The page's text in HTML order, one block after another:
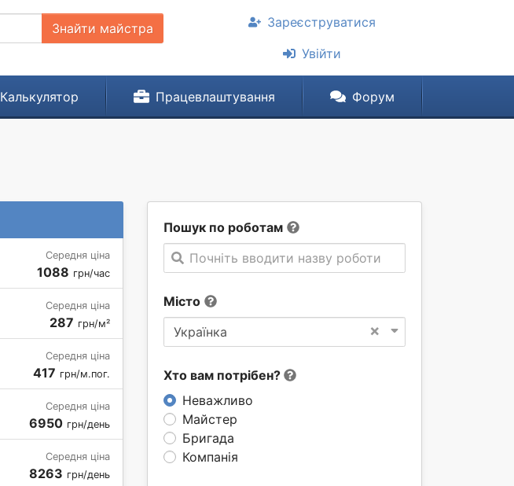
Знайти майстра
Зареєструватися
Увійти
Калькулятор Працевлаштування Форум
Пошук по роботам
Почніть вводити назву роботи
Місто
×
Українка
Хто вам потрібен?
Неважливо
Майстер
Бригада
Компанія
Середня ціна
1088 грн/час
Середня ціна
287 грн/м²
Середня ціна
417 грн/м.пог.
Середня ціна
6950 грн/день
Середня ціна
8263 грн/день